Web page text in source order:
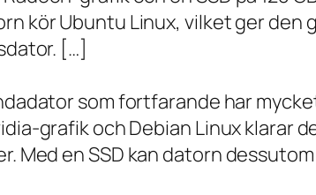
kör Ubuntu Linux, vilket ger
[…]
som fortfarande har
grafik och Debian Linux
Med en SSD kan datorn